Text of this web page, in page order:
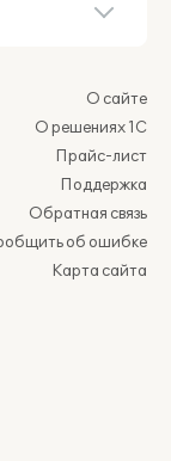
О сайте
О решениях 1С
Прайс-лист
Поддержка
Обратная связь
об ошибке
Карта сайта